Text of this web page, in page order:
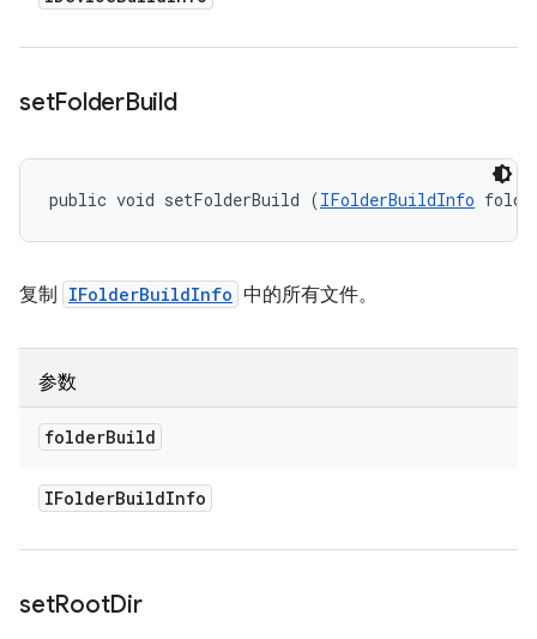
setFolderBuild
public void setFolderBuild (IFolderBuildInfo
复制 IFolderBuildInfo 中的所有文件。
参数
folderBuild
IFolderBuildInfo
setRootDir